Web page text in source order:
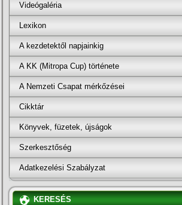
Videógaléria
Lexikon
A kezdetektől napjainkig
A KK (Mitropa Cup) története
A Nemzeti Csapat mérkőzései
Cikktár
Könyvek, füzetek, újságok
Szerkesztőség
Adatkezelési Szabályzat
KERESÉS